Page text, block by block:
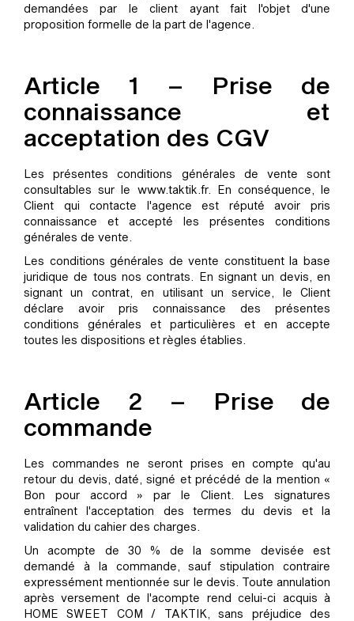
demandées par le client ayant fait l'objet d'une
proposition formelle de la part de l'agence.
Article 1 – Prise de
connaissance et
acceptation des CGV
Les présentes conditions générales de vente sont
consultables sur le www.taktik.fr. En conséquence, le
Client qui contacte l'agence est réputé avoir pris
connaissance et accepté les présentes conditions
générales de vente.
Les conditions générales de vente constituent la base
juridique de tous nos contrats. En signant un devis, en
signant un contrat, en utilisant un service, le Client
déclare avoir pris connaissance des présentes
conditions générales et particulières et en accepte
toutes les dispositions et règles établies.
Article 2 – Prise de
commande
Les commandes ne seront prises en compte qu'au
retour du devis, daté, signé et précédé de la mention «
Bon pour accord » par le Client. Les signatures
entraînent l'acceptation des termes du devis et la
validation du cahier des charges.
Un acompte de 30 % de la somme devisée est
demandé à la commande, sauf stipulation contraire
expressément mentionnée sur le devis. Toute annulation
après versement de l'acompte rend celui-ci acquis à
HOME SWEET COM / TAKTIK, sans préjudice des